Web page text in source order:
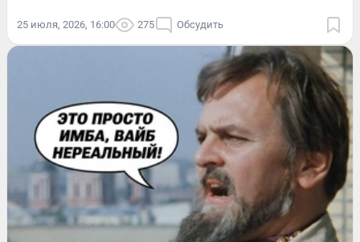
25 июля, 2026, 16:00 275 Обсудить